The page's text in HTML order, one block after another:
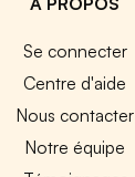
Se connecter
Centre d'aide
Nous contacter
Notre équipe